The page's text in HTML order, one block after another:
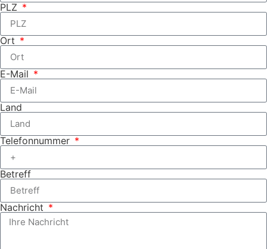
PLZ
Ort
E-Mail
Land
Telefonnummer
Betreff
Nachricht